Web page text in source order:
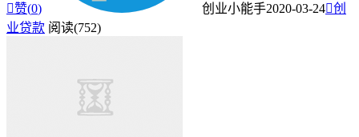
赞(0) 创业小能手2020-03-24创
业贷款 阅读(752)